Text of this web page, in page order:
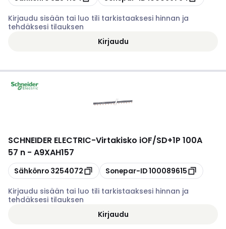
Kirjaudu sisään tai luo tili tarkistaaksesi hinnan ja
tehdäksesi tilauksen
Kirjaudu
SCHNEIDER ELECTRIC-Virtakisko iOF/SD+1P 100A
57 n - A9XAH157
Kopioi
Sähkönro 3254072 Kopioi
Sonepar-ID100089615
Kirjaudu sisään tai luo tili tarkistaaksesi hinnan ja
tehdäksesi tilauksen
Kirjaudu